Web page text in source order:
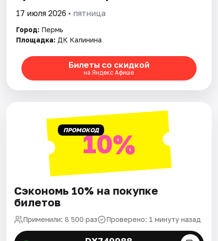
17 июля 2026 • пятница
Город: Пермь
Площадка: ДК Калинина
Билеты со скидкой
на Яндекс Афише
ПРОМОКОД10%
Сэкономь 10% на покупке
билетов
Применили: 8 500 раз Проверено: 1 минуту назад